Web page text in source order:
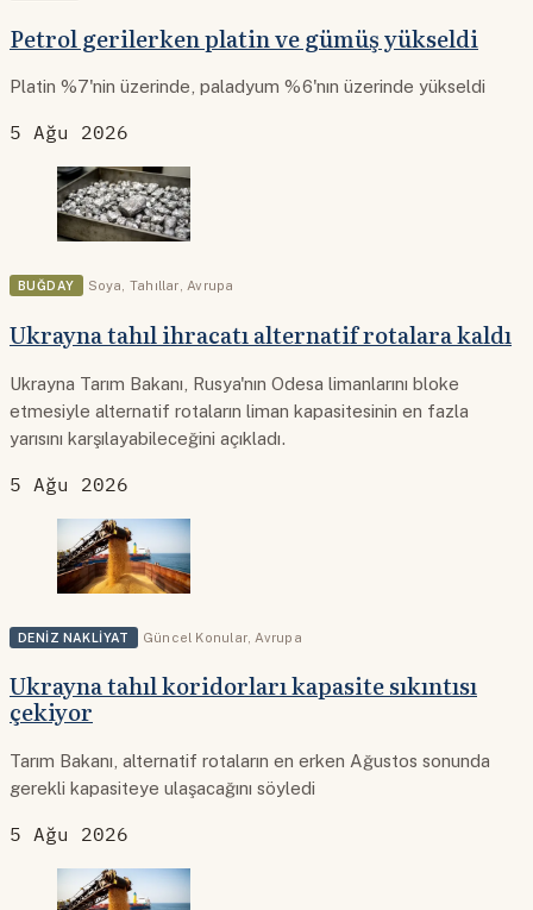
Petrol gerilerken platin ve gümüş yükseldi
Platin %7'nin üzerinde, paladyum %6'nın üzerinde yükseldi
5 Ağu 2026
BUĞDAY Soya Tahıllar Avrupa
Ukrayna tahıl ihracatı alternatif rotalara kaldı
Ukrayna Tarım Bakanı, Rusya'nın Odesa limanlarını bloke
etmesiyle alternatif rotaların liman kapasitesinin en fazla
yarısını karşılayabileceğini açıkladı.
5 Ağu 2026
DENIZ NAKLIYAT Güncel Konular, Avrupa
Ukrayna tahıl koridorları kapasite sıkıntısı
çekiyor
Tarım Bakanı, alternatif rotaların en erken Ağustos sonunda
gerekli kapasiteye ulaşacağını söyledi
5 Ağu 2026